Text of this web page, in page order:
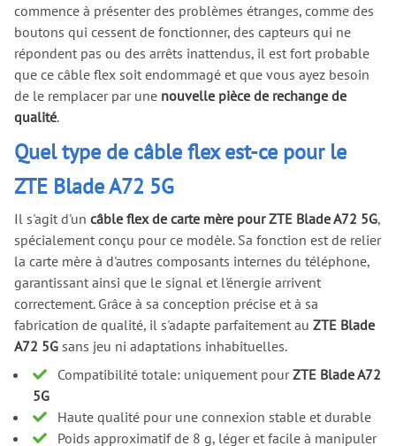
commence à présenter des problèmes étranges, comme des
boutons qui cessent de fonctionner, des capteurs qui ne
répondent pas ou des arrêts inattendus, il est fort probable
que ce câble flex soit endommagé et que vous ayez besoin
de le remplacer par une nouvelle pièce de rechange de
qualité.
Quel type de câble flex est-ce pour le
ZTE Blade A72 5G
Il s'agit d'un câble flex de carte mère pour ZTE Blade A72 5G,
spécialement conçu pour ce modèle. Sa fonction est de relier
la carte mère à d'autres composants internes du téléphone,
garantissant ainsi que le signal et l'énergie arrivent
correctement. Grâce à sa conception précise et à sa
fabrication de qualité, il s'adapte parfaitement au ZTE Blade
A72 5G sans jeu ni adaptations inhabituelles.
Compatibilité totale: uniquement pourZTE Blade A72
5G
Haute qualité pour une connexion stable et durable
Poids approximatif de 8 g, léger et facile à manipuler